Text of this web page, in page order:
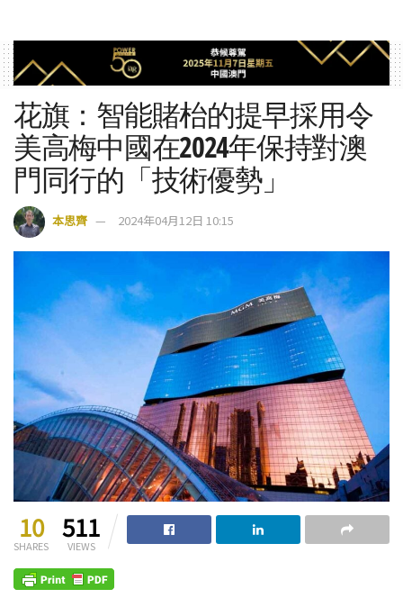
花旗：智能賭枱的提早採用令
美高梅中國在2024年保持對澳
門同行的「技術優勢」
本思齊 2024年04月12日 10:15
10
SHARES
511
VIEWS